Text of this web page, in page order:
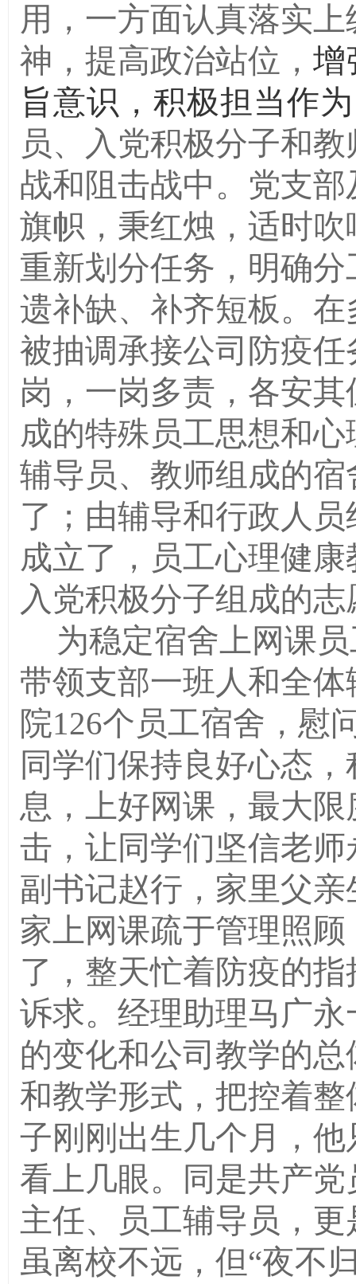
用，一方面认真落实
神，提高政治站位， 增
旨意识，积极担当作
员、入党积极分子和
战和阻击战中。党支
旗帜，秉红烛，适时
重新划分任务，明确
遗补缺、补齐短板。
被抽调承接公司防疫
岗，一岗多责，各安
成的特殊员工思想和
辅导员、教师组成的
了；由辅导和行政人
成立了，员工心理健
入党积极分子组成的
为稳定宿舍上网课
带领支部一班人和全
院126个 员工宿舍，慰
同学们保持良好心态
息，上好网课，最大
击，让同学们坚信老
副书记赵行，家里父
家上网课疏于管理照
了，整天忙着防疫的
诉求。经理助理马广
的变化和公司教学的
和教学形式，把控着
子刚刚出生几个月，
看上几眼。同是共产
主任、员工辅导员，
虽离校不远，但“夜不